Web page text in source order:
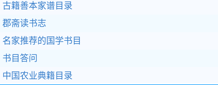
古籍善本家谱目录
郡斋读书志
名家推荐的国学书目
书目答问
中国农业典籍目录